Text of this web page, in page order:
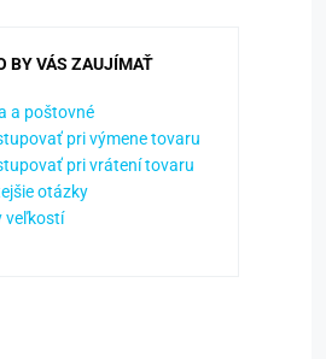
BY VÁS ZAUJÍMAŤ
a poštovné
pri výmene tovaru
pri vrátení tovaru
otázky
veľkostí